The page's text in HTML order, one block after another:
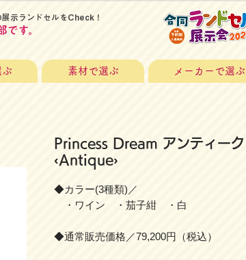
展示ランドセルをCheck！
す。
ぶ 素材で選ぶ メーカーで選ぶ
Princess Dream アンティーク
‹Antique›
◆カラー(3種類)／
・ワイン ・茄子紺 ・白
◆通常販売価格／79,200円（税込）